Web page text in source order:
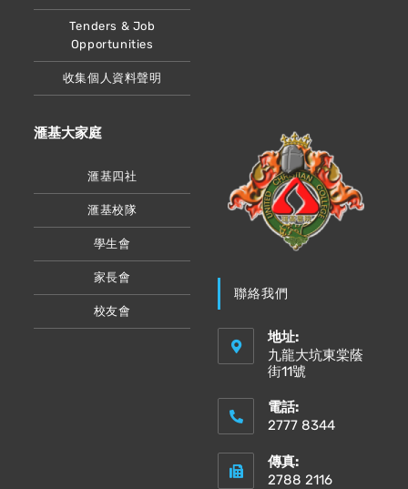
Tenders & Job
Opportunities
收集個人資料聲明
滙基大家庭
滙基四社
滙基校隊
學生會
家長會
校友會
聯絡我們
地址:
九龍大坑東棠蔭
街11號
電話:
2777 8344
傳真:
2788 2116